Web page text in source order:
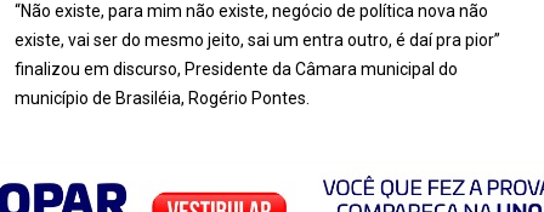
“Não existe, para mim não existe, negócio de política nova não
existe, vai ser do mesmo jeito, sai um entra outro, é daí pra pior”
finalizou em discurso, Presidente da Câmara municipal do
município de Brasiléia, Rogério Pontes.